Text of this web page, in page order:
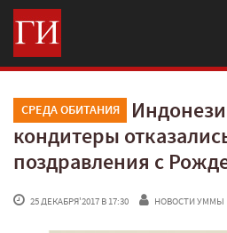
СРЕДА ОБИТАНИЯ
кондитеры
поздравления с
25 ДЕКАБРЯ'2017 В 17:30 НОВОСТИ УММЫ